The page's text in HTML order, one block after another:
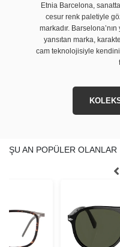
Etnia Barcelona,
cesur renk paletiyle
markadır.
yansıtan marka,
cam teknolojisiyle
ŞU AN POPÜLER OLANLAR